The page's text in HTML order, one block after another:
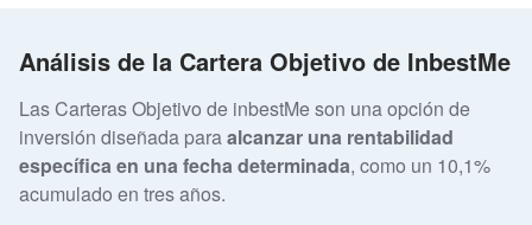
Análisis de la Cartera Objetivo de InbestMe
Las Carteras Objetivo de inbestMe son una opción de
inversión diseñada paraalcanzar una rentabilidad
específica en una fecha determinada, como un 10,1%
acumulado en tres años.